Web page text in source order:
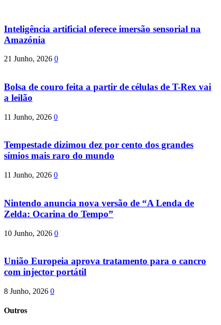
Inteligência artificial oferece imersão sensorial na
Amazónia
21 Junho, 2026 0
Bolsa de couro feita a partir de células de T-Rex vai
a leilão
11 Junho, 2026 0
Tempestade dizimou dez por cento dos grandes
símios mais raro do mundo
11 Junho, 2026 0
Nintendo anuncia nova versão de “A Lenda de
Zelda: Ocarina do Tempo”
10 Junho, 2026 0
União Europeia aprova tratamento para o cancro
com injector portátil
8 Junho, 2026 0
Outros